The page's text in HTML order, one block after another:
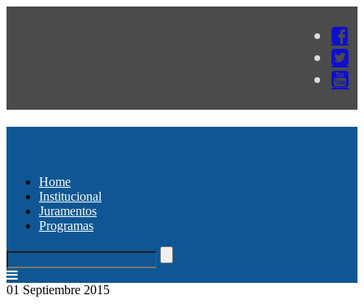
Home
Institucional
Juramentos
Programas
01 Septiembre 2015